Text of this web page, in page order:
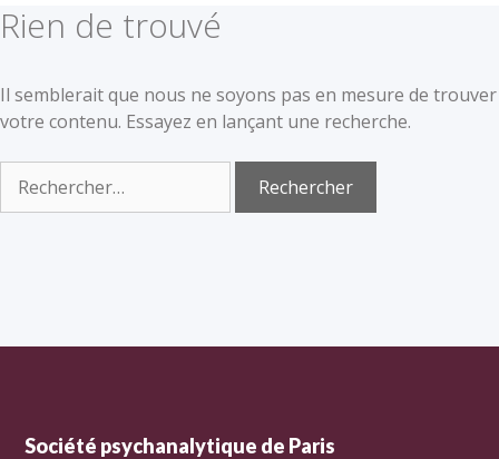
Rien de trouvé
Il semblerait que nous ne soyons pas en mesure de trouver
votre contenu. Essayez en lançant une recherche.
Société psychanalytique de Paris